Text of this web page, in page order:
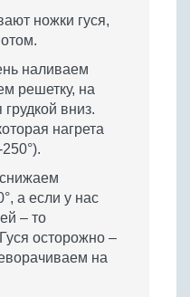
ножки гуся,
наливаем
решетку, на
вниз.
нагрета
а если у нас
– то
осторожно –
на